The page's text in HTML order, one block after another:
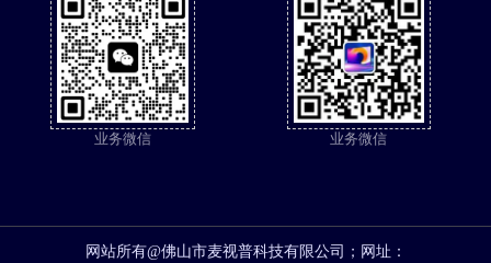
业务微信 业务微信
网站所有@佛山市麦视普科技有限公司；网址：